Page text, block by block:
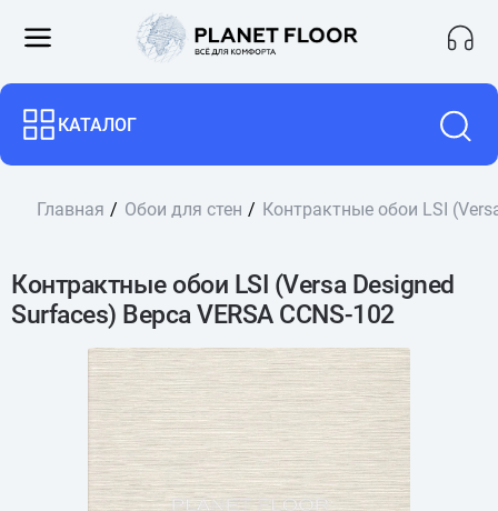
КАТАЛОГ
Главная Обои для стен Контрактные обои LSI
Контрактные обои LSI (Versa Designed
Surfaces) Верса VERSA CCNS-102